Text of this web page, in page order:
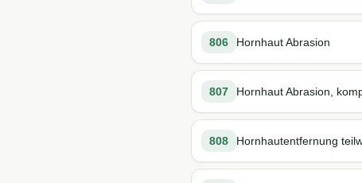
806 Hornhaut Abrasion
807 Hornhaut Abrasion,
808 Hornhautentfernung